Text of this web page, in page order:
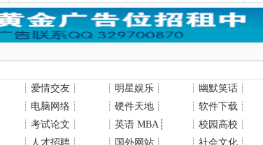
┊ 爱情交友 ┊ ┊ 明星娱乐 ┊ ┊ 幽默笑话 ┊
┊ 电脑网络 ┊ ┊ 硬件天地 ┊ ┊ 软件下载 ┊
┊ 考试论文 ┊ ┊ 英语 MBA┊ ┊ 校园高校 ┊
┊ 人才招聘 ┊ ┊ 国外网站 ┊ ┊ 社会文化 ┊